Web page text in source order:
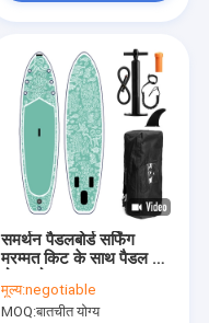
समर्थन पैडलबोर्ड सर्फिंग
मरम्मत किट के साथ पैडल खड़े
मूल्य:negotiable
MOQ:बातचीत योग्य